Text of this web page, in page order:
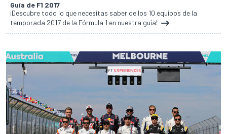
Guía de F1 2017
¡Descubre todo lo que necesitas saber de los 10 equipos de la
temporada 2017 de la Fórmula 1 en nuestra guía!